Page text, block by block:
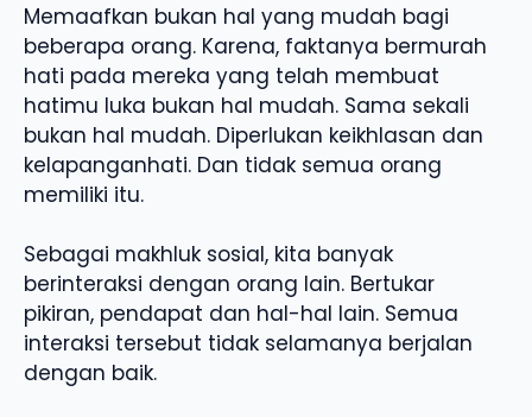
Memaafkan bukan hal yang mudah bagi
beberapa orang. Karena, faktanya bermurah
hati pada mereka yang telah membuat
hatimu luka bukan hal mudah. Sama sekali
bukan hal mudah. Diperlukan keikhlasan dan
kelapanganhati. Dan tidak semua orang
memiliki itu.
Sebagai makhluk sosial, kita banyak
berinteraksi dengan orang lain. Bertukar
pikiran, pendapat dan hal-hal lain. Semua
interaksi tersebut tidak selamanya berjalan
dengan baik.